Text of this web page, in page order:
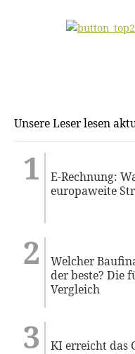
Unsere Leser lesen
E-Rechnung:
europaweite
Welcher
der beste? Die
Vergleich
KI erreicht das